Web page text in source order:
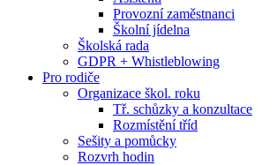
Provozní zaměstnanci
Školní jídelna
Školská rada
GDPR + Whistleblowing
Pro rodiče
Organizace škol. roku
Tř. schůzky a konzultace
Rozmístění tříd
Sešity a pomůcky
Rozvrh hodin